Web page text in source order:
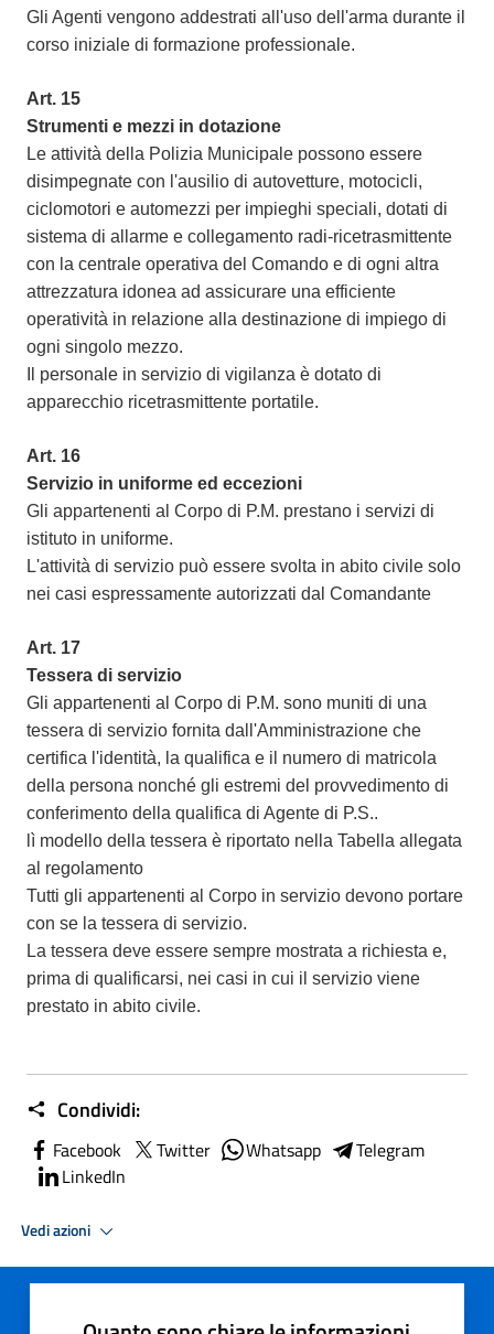
Gli Agenti vengono addestrati all'uso dell'arma durante il
corso iniziale di formazione professionale.
Art. 15
Strumenti e mezzi in dotazione
Le attività della Polizia Municipale possono essere
disimpegnate con l'ausilio di autovetture, motocicli,
ciclomotori e automezzi per impieghi speciali, dotati di
sistema di allarme e collegamento radi-ricetrasmittente
con la centrale operativa del Comando e di ogni altra
attrezzatura idonea ad assicurare una efficiente
operatività in relazione alla destinazione di impiego di
ogni singolo mezzo.
Il personale in servizio di vigilanza è dotato di
apparecchio ricetrasmittente portatile.
Art. 16
Servizio in uniforme ed eccezioni
Gli appartenenti al Corpo di P.M. prestano i servizi di
istituto in uniforme.
L'attività di servizio può essere svolta in abito civile solo
nei casi espressamente autorizzati dal Comandante
Art. 17
Tessera di servizio
Gli appartenenti al Corpo di P.M. sono muniti di una
tessera di servizio fornita dall'Amministrazione che
certifica l'identità, la qualifica e il numero di matricola
della persona nonché gli estremi del provvedimento di
conferimento della qualifica di Agente di P.S..
lì modello della tessera è riportato nella Tabella allegata
al regolamento
Tutti gli appartenenti al Corpo in servizio devono portare
con se la tessera di servizio.
La tessera deve essere sempre mostrata a richiesta e,
prima di qualificarsi, nei casi in cui il servizio viene
prestato in abito civile.
Condividi:
Facebook Twitter Whatsapp
Telegram
LinkedIn
Vedi azioni